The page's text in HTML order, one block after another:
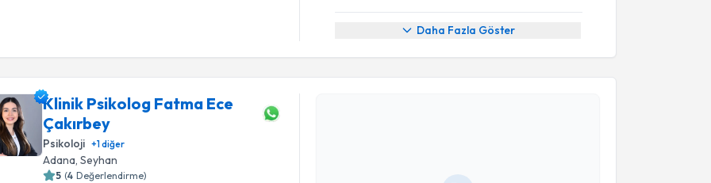
Daha Fazla Göster
Klinik Psikolog Fatma Ece
Çakırbey
Psikoloji +1diğer
Adana, Seyhan
5 (4 Değerlendirme)